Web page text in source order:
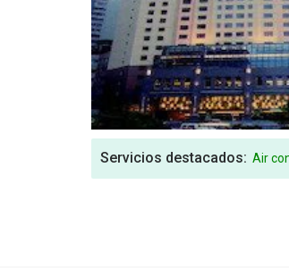
Servicios destacados: Air